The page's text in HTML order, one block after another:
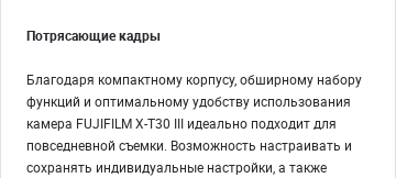
Потрясающие кадры
Благодаря компактному корпусу, обширному набору
функций и оптимальному удобству использования
камера FUJIFILM X-T30 III идеально подходит для
повседневной съемки. Возможность настраивать и
сохранять индивидуальные настройки, а также